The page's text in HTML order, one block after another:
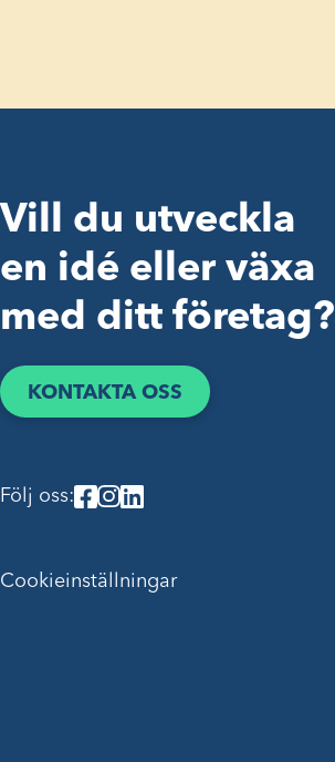
Vill du utveckla
en idé eller växa
med ditt företag?
KONTAKTA OSS
Följ oss:
Cookieinställningar